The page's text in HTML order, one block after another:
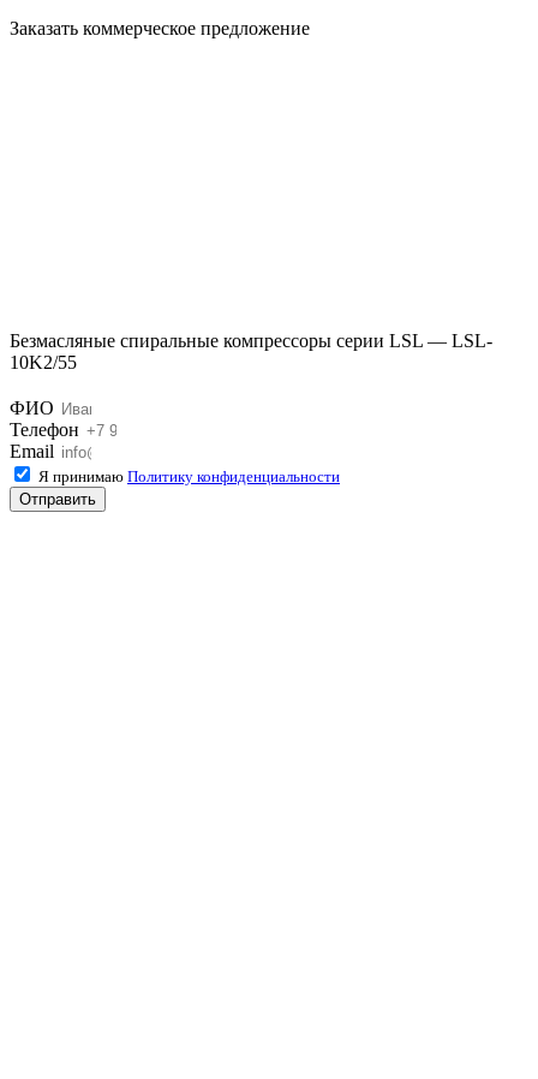
Заказать коммерческое предложение
Безмасляные спиральные компрессоры серии LSL — LSL-
10K2/55
ФИО
Телефон
Email
Я принимаю Политику конфиденциальности
Отправить